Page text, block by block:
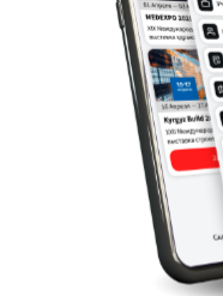
Цифры
и факты
Выставка входит в
крупнейших
здравоохранению в
Азиатском регионе